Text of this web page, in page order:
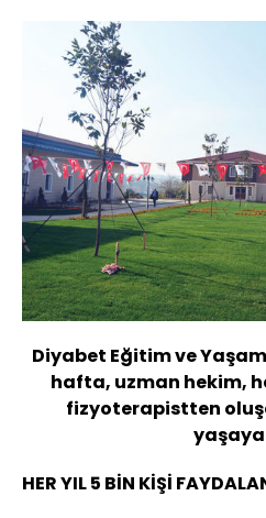
Diyabet Eğitim ve
hafta, uzman hekim,
fizyoterapistten
HER YIL 5 BİN KİŞİ